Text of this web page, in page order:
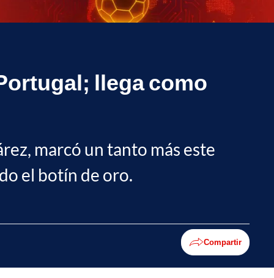
llega como
marcó un tanto más este
el botín de oro.
Compartir